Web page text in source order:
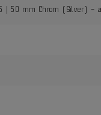
| 50 mm Chrom (Silver)